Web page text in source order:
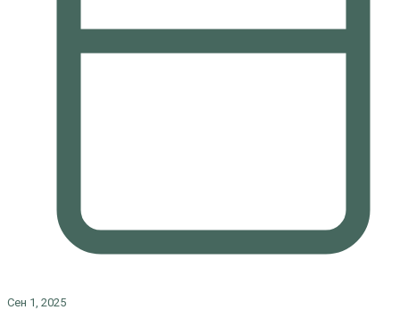
Сен 1, 2025